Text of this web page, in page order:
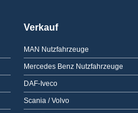
Verkauf
MAN Nutzfahrzeuge
Mercedes Benz Nutzfahrzeuge
DAF-Iveco
Scania / Volvo